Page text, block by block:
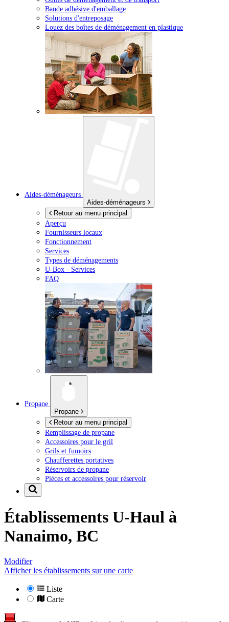
Bande adhésive d'emballage
Solutions d'entreposage
Louez des boîtes de déménagement en plastique
Aides-déménageurs
Aides-déménageurs
Retour au menu principal
Aperçu
Fournisseurs locaux
Fonctionnement
Services
Types de déménagements
U-Box - Services
FAQ
Propane
Propane
Retour au menu principal
Remplissage de propane
Accessoires pour le gril
Grils et fumoirs
Chaufferettes portatives
Réservoirs de propane
Pièces et accessoires pour réservoir
Établissements U-Haul à
Nanaimo, BC
Modifier
Afficher les établissements sur une carte
Liste
Carte